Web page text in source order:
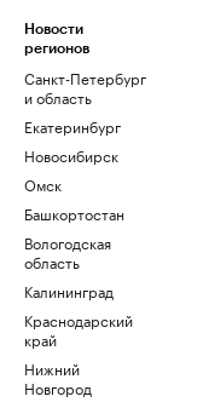
Новости
регионов
Санкт-Петербург
и область
Екатеринбург
Новосибирск
Омск
Башкортостан
Вологодская
область
Калининград
Краснодарский
край
Нижний
Новгород